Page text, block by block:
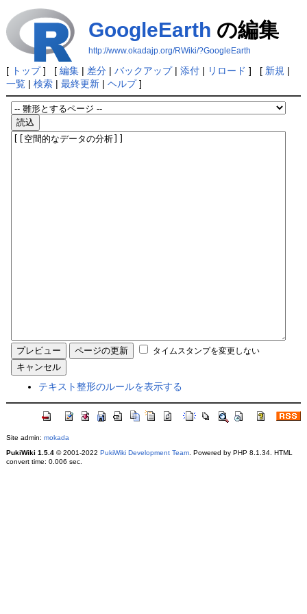
GoogleEarth の編集
http://www.okadajp.org/RWiki/?GoogleEarth
[ トップ] [ 編集| 差分| バックアップ| 添付| リロード ] [ 新規 |
一覧| 検索| 最終更新| ヘルプ]
タイムスタンプを変更しない
テキスト整形のルールを表示する
Site admin: mokada
PukiWiki 1.5.4© 2001-2022 PukiWiki Development Team. Powered by PHP 8.1.34. HTML
convert time: 0.006 sec.